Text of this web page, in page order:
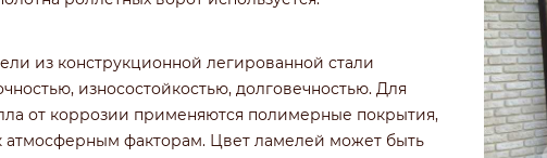
из конструкционной легированной стали
износостойкостью, долговечностью. Для
от коррозии применяются полимерные покрытия,
атмосферным факторам. Цвет ламелей может быть